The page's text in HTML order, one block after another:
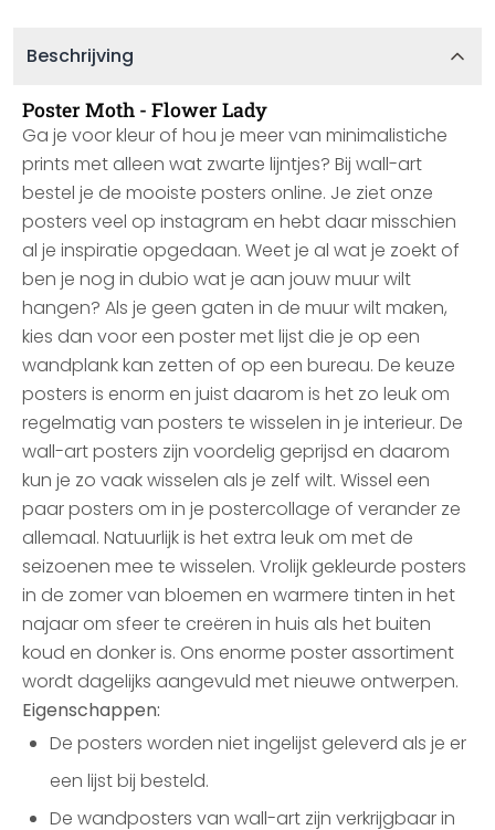
Beschrijving
Poster Moth - Flower Lady
Ga je voor kleur of hou je meer van minimalistiche
prints met alleen wat zwarte lijntjes? Bij wall-art
bestel je de mooiste posters online. Je ziet onze
posters veel op instagram en hebt daar misschien
al je inspiratie opgedaan. Weet je al wat je zoekt of
ben je nog in dubio wat je aan jouw muur wilt
hangen? Als je geen gaten in de muur wilt maken,
kies dan voor een poster met lijst die je op een
wandplank kan zetten of op een bureau. De keuze
posters is enorm en juist daarom is het zo leuk om
regelmatig van posters te wisselen in je interieur. De
wall-art posters zijn voordelig geprijsd en daarom
kun je zo vaak wisselen als je zelf wilt. Wissel een
paar posters om in je postercollage of verander ze
allemaal. Natuurlijk is het extra leuk om met de
seizoenen mee te wisselen. Vrolijk gekleurde posters
in de zomer van bloemen en warmere tinten in het
najaar om sfeer te creëren in huis als het buiten
koud en donker is. Ons enorme poster assortiment
wordt dagelijks aangevuld met nieuwe ontwerpen.
Eigenschappen:
De posters worden niet ingelijst geleverd als je er
een lijst bij besteld.
De wandposters van wall-art zijn verkrijgbaar in